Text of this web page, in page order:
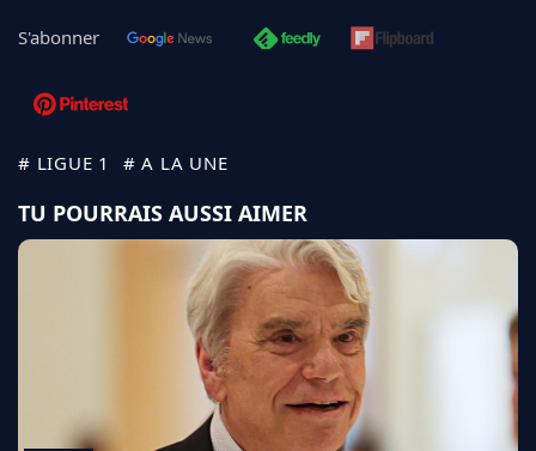
S'abonner
# LIGUE 1 # A LA UNE
TU POURRAIS AUSSI AIMER